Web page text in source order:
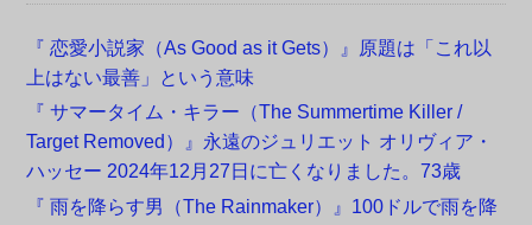
『 恋愛小説家（As Good as it Gets）』原題は「これ以
上はない最善」という意味
『 サマータイム・キラー（The Summertime Killer /
Target Removed）』永遠のジュリエット オリヴィア・
ハッセー 2024年12月27日に亡くなりました。73歳
『 雨を降らす男（The Rainmaker）』100ドルで雨を降